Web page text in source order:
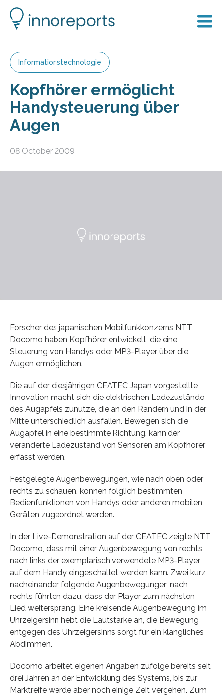
Informationstechnologie
Kopfhörer ermöglicht
Handysteuerung über
Augen
08 October 2009
Forscher des japanischen Mobilfunkkonzerns NTT
Docomo haben Kopfhörer entwickelt, die eine
Steuerung von Handys oder MP3-Player über die
Augen ermöglichen.
Die auf der diesjährigen CEATEC Japan vorgestellte
Innovation macht sich die elektrischen Ladezustände
des Augapfels zunutze, die an den Rändern und in der
Mitte unterschiedlich ausfallen. Bewegen sich die
Augäpfel in eine bestimmte Richtung, kann der
veränderte Ladezustand von Sensoren am Kopfhörer
erfasst werden.
Festgelegte Augenbewegungen, wie nach oben oder
rechts zu schauen, können folglich bestimmten
Bedienfunktionen von Handys oder anderen mobilen
Geräten zugeordnet werden.
In der Live-Demonstration auf der CEATEC zeigte NTT
Docomo, dass mit einer Augenbewegung von rechts
nach links der exemplarisch verwendete MP3-Player
auf dem Handy eingeschaltet werden kann. Zwei kurz
nacheinander folgende Augenbewegungen nach
rechts führten dazu, dass der Player zum nächsten
Lied weitersprang. Eine kreisende Augenbewegung im
Uhrzeigersinn hebt die Lautstärke an, die Bewegung
entgegen des Uhrzeigersinns sorgt für ein klangliches
Abdimmen.
Docomo arbeitet eigenen Angaben zufolge bereits seit
drei Jahren an der Entwicklung des Systems, bis zur
Marktreife werde aber noch einige Zeit vergehen. Zum